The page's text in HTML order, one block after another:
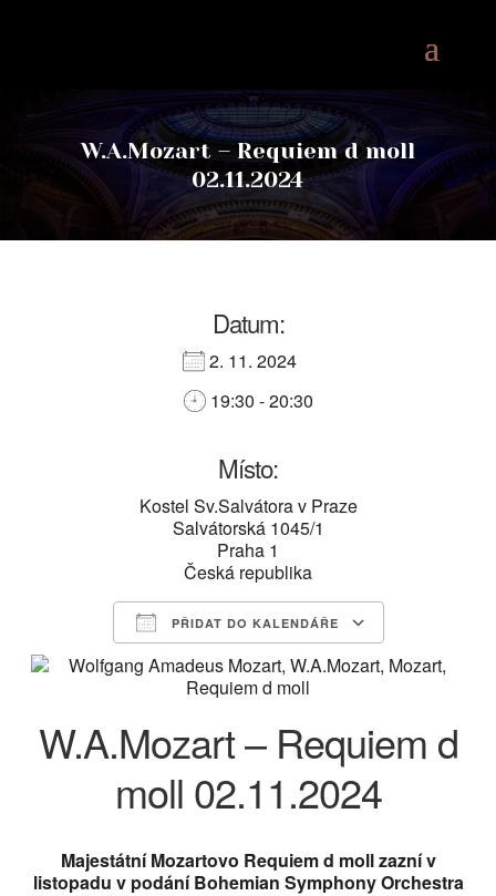
W.A.Mozart – Requiem d moll
02.11.2024
Datum:
2. 11. 2024
19:30 - 20:30
Místo:
Kostel Sv.Salvátora v Praze
Salvátorská 1045/1
Praha 1
Česká republika
PŘIDAT DO KALENDÁŘE
Download ICSGoogle Calendar
iCalendarOffice 365Outlook Live
W.A.Mozart – Requiem d
moll 02.11.2024
Majestátní Mozartovo Requiem d moll zazní v
listopadu v podání Bohemian Symphony Orchestra